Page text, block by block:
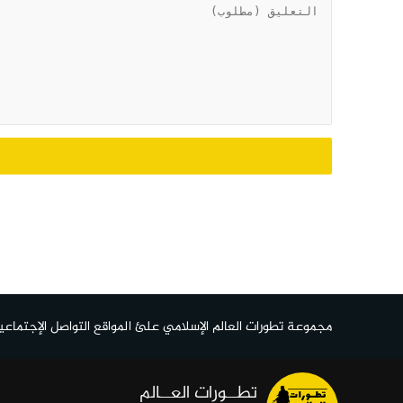
مجموعة تطورات العالم الإسلامي علئ المواقع التواصل
تطــورات العــالم